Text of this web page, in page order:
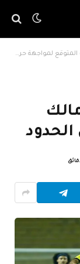
لمواجهة حرس الحدود